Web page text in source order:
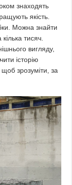
знаходять
якість.
Можна знайти
тисяч.
вигляду,
історію
зрозуміти, за